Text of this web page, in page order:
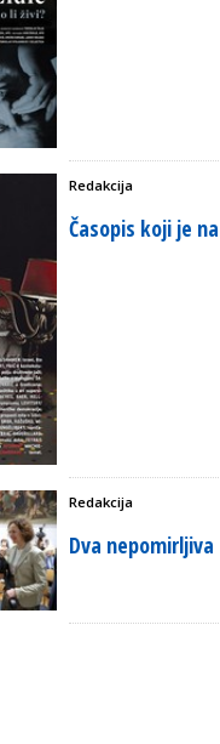
Redakcija
Časopis koji je
Redakcija
Dva